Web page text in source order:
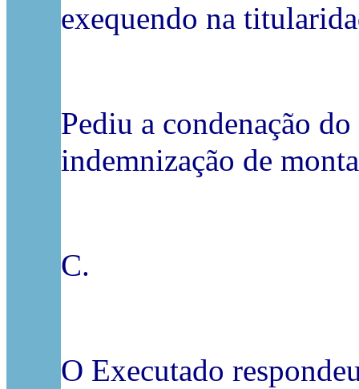
exequendo na
Pediu a condenação
indemnização de
C.
O Executado